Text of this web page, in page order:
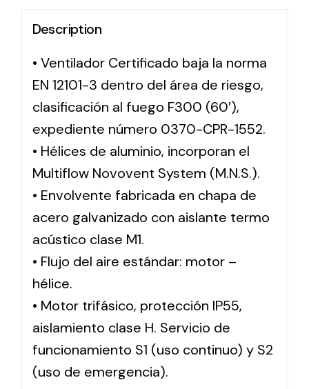
Description
• Ventilador Certificado baja la norma
EN 12101-3 dentro del área de riesgo,
clasificación al fuego F300 (60′),
expediente número 0370-CPR-1552.
• Hélices de aluminio, incorporan el
Multiflow Novovent System (M.N.S.).
• Envolvente fabricada en chapa de
acero galvanizado con aislante termo
acústico clase M1.
• Flujo del aire estándar: motor –
hélice.
• Motor trifásico, protección IP55,
aislamiento clase H. Servicio de
funcionamiento S1 (uso continuo) y S2
(uso de emergencia).